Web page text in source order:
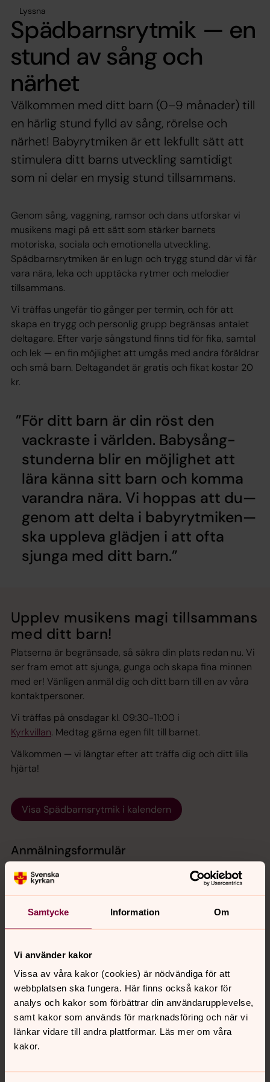
Samtycke Information Om
Vi använder kakor
Vissa av våra kakor (cookies) är nödvändiga för att
webbplatsen ska fungera. Här finns också kakor för
analys och kakor som förbättrar din användarupplevelse,
samt kakor som används för marknadsföring och när vi
länkar vidare till andra plattformar. Läs mer om våra
kakor.
Lyssna
Spädbarnsrytmik — en
stund av sång och
närhet
Välkommen med ditt barn (0–9 månader) till
en härlig stund fylld av sång, rörelse och
närhet! Babyrytmiken är ett lekfullt sätt att
stimulera ditt barns utveckling samtidigt
som ni delar en mysig stund tillsammans.
Genom sång, vaggning, ramsor och dans utforskar vi
musikens magi på ett sätt som stärker barnets
motoriska, sociala och emotionella utveckling.
Spädbarnsrytmiken är en lugn och trygg stund där vi får
vara nära, leka och upptäcka rytmer och melodier
tillsammans.
Vi träffas ungefär tio gånger per termin, och för att
skapa en trygg och personlig grupp begränsas antalet
deltagare. Efter varje sångstund finns tid för fika, samtal
och lek — en fin möjlighet att umgås med andra föräldrar
och små barn. Deltagandet är gratis och fikat kostar 20
kr.
För ditt barn är din röst den
vackraste i världen. Babysång-
stunderna blir en möjlighet att
lära känna sitt barn och komma
varandra nära. Vi hoppas att du—
genom att delta i babyrytmiken—
ska uppleva glädjen i att ofta
sjunga med ditt barn.
Upplev musikens magi tillsammans
med ditt barn!
Platserna är begränsade, så säkra din plats redan nu. Vi
ser fram emot att sjunga, gunga och skapa fina minnen
med er! Vänligen anmäl dig och ditt barn till en av våra
kontaktpersoner.
Vi träffas på onsdagar kl. 09:30-11:00 i
Kyrkvillan. Medtag gärna egen filt till barnet.
Välkommen — vi längtar efter att träffa dig och ditt lilla
hjärta!
Visa Spädbarnsrytmik i kalendern
Anmälningsformulär
Skicka
Integritet och sekretess
Vår personuppgiftsbehandling sker i enlighet med
om hur dina personuppgifter behandlas av